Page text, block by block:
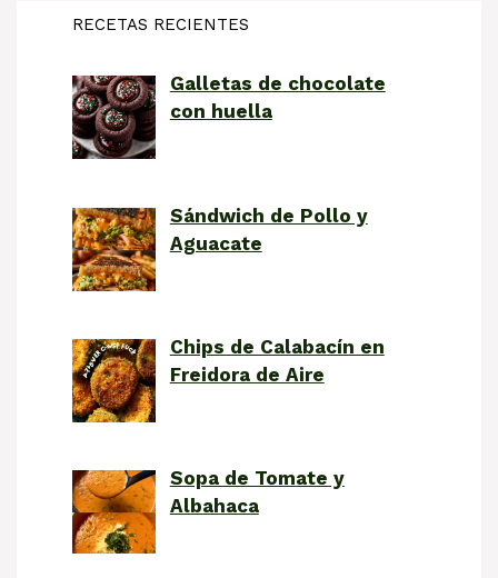
RECETAS RECIENTES
Galletas de chocolate
con huella
Sándwich de Pollo y
Aguacate
Chips de Calabacín en
Freidora de Aire
Sopa de Tomate y
Albahaca